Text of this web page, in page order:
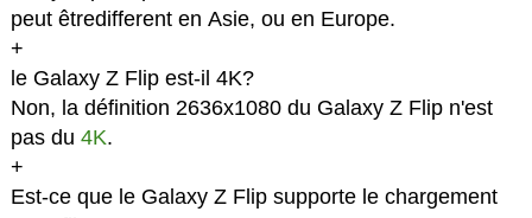
peut êtredifferent en Asie, ou en Europe.
+
le Galaxy Z Flip est-il 4K?
Non, la définition 2636x1080 du Galaxy Z Flip n'est
pas du 4K.
+
Est-ce que le Galaxy Z Flip supporte le chargement